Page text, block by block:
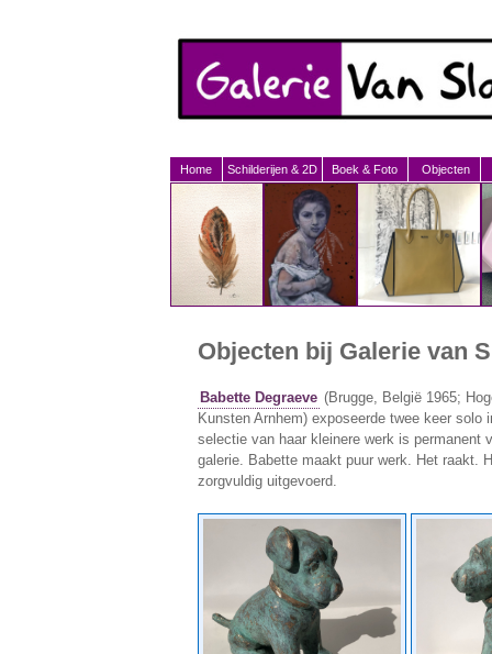
Home Schilderijen & 2D Boek & Foto Objecten
Objecten bij Galerie van
Babette Degraeve (Brugge, België 1965;
Kunsten Arnhem) exposeerde twee keer solo
selectie van haar kleinere werk is permanent
galerie. Babette maakt puur werk. Het raakt.
zorgvuldig uitgevoerd.